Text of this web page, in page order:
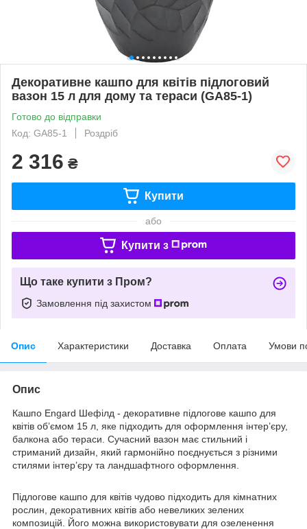
Декоративне кашпо для квітів підлоговий
вазон 15 л для дому та тераси (GA85-1)
Готово до відправки
Код: GA85-1
Роздріб
2 316 ₴
Купити
або
Купити з
Що таке купити з Пром?
Замовлення під захистом
Опис Характеристики Доставка Оплата Умови
Опис
Кашпо Engard Шефілд - декоративне підлогове кашпо для
квітів об’ємом 15 л, яке підходить для оформлення інтер’єру,
балкона або тераси. Сучасний вазон має стильний і
стриманий дизайн, який гармонійно поєднується з різними
стилями інтер’єру та ландшафтного оформлення.
Підлогове кашпо для квітів чудово підходить для кімнатних
рослин, декоративних квітів або невеликих зелених
композицій. Його можна використовувати для озеленення